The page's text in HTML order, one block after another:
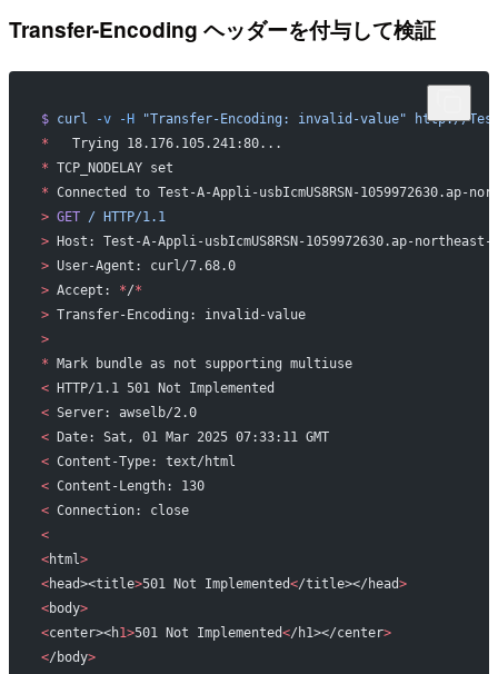
Transfer-Encoding ヘッダーを付与して検証
$ curl -v -H "Transfer-Encoding: invalid-value" http://Test-
*
   Trying 18.176.105.241:80...
* TCP_NODELAY set
* Connected to Test-A-Appli-usbIcmUS8RSN-1059972630.ap-
> GET / HTTP/1.1
> Host: Test-A-Appli-usbIcmUS8RSN-1059972630.ap-northeast-
> User-Agent: curl/7.68.0
> Accept: */*
> Transfer-Encoding: invalid-value
>
* Mark bundle as not supporting multiuse
< HTTP/1.1 501 Not Implemented
< Server: awselb/2.0
< Date: Sat, 01 Mar 2025 07:33:11 GMT
< Content-Type: text/html
< Content-Length: 130
< Connection: close
<
<html>
<head><title>501 Not Implemented</title></head>
<body>
<center><h1>501 Not Implemented</h1></center>
</body>